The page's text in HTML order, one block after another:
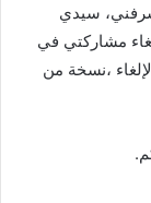
يشرفني، سيدي
مشاركتي في
،نسخة من